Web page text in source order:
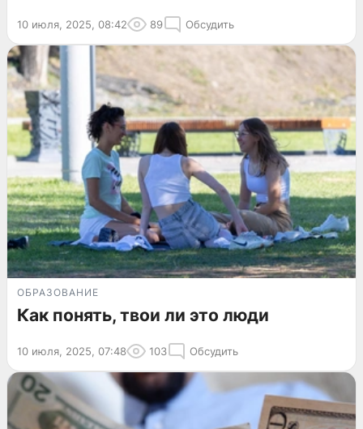
10 июля, 2025, 08:42 89 Обсудить
ОБРАЗОВАНИЕ
Как понять, твои ли это люди
10 июля, 2025, 07:48 103 Обсудить